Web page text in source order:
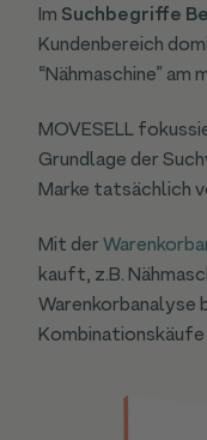
Im Suchbegriffe
Kundenbereich
“Nähmaschine”
MOVESELL
Grundlage der
Marke tatsächlich
Mit der
kauft, z.B.
Warenkorbanalyse
Kombinationskäufe